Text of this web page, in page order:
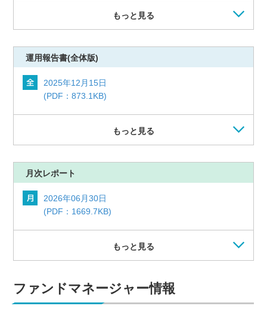
もっと見る
運用報告書(全体版)
2025年12月15日
(PDF：873.1KB)
もっと見る
月次レポート
2026年06月30日
(PDF：1669.7KB)
もっと見る
ファンドマネージャー情報